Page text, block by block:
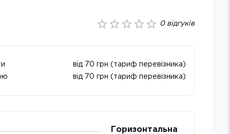
0відгуків
від 70 грн (тариф перевізника)
від 70 грн (тариф перевізника)
Горизонтальна